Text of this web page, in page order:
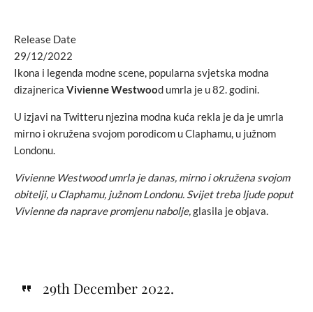
Release Date
29/12/2022
Ikona i legenda modne scene, popularna svjetska modna
dizajnerica Vivienne Westwood umrla je u 82. godini.
U izjavi na Twitteru njezina modna kuća rekla je da je umrla
mirno i okružena svojom porodicom u Claphamu, u južnom
Londonu.
Vivienne Westwood umrla je danas, mirno i okružena svojom
obitelji, u Claphamu, južnom Londonu. Svijet treba ljude poput
Vivienne da naprave promjenu nabolje,glasila je objava.
29th December 2022.